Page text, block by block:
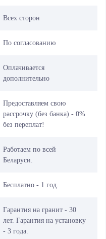
Всех сторон
По согласованию
Оплачивается
дополнительно
Предоставляем свою
рассрочку (без банка) - 0%
без переплат!
Работаем по всей
Беларуси.
Бесплатно - 1 год.
Гарантия на гранит - 30
лет. Гарантия на установку
- 3 года.